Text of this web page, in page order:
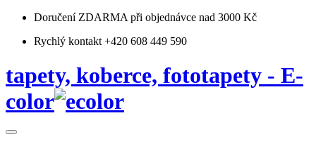
Doručení ZDARMA při objednávce nad 3000 Kč
Rychlý kontakt +420 608 449 590
tapety, koberce, fototapety - E-
color